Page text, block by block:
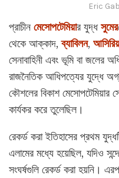
Eric
প্রাচীন মেসোপটেমিয়ার যুদ্ধসুমের
থেকে আক্কাদ,ব্যাবিলন,
সেনাবাহিনী এবং ভূমি বা জলের
রাজনৈতিক আধিপত্যের যুদ্ধে
কৌশলের বিকাশ মেসোপটেমিয়ার
কার্যকর করে তুলেছিল।
রেকর্ড করা ইতিহাসের প্রথম
এলামের মধ্যে হয়েছিল, যদিও
সংঘর্ষগুলি রেকর্ড করা হয়নি।